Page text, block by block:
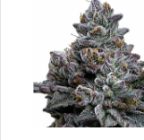
In ordine alfabetico